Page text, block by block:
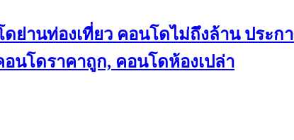
ดย่านท่องเที่ยว คอนโดไม่ถึงล้าน ประ
นโดราคาถูก, คอนโดห้องเปล่า